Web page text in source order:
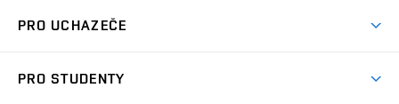
Koleje
PRO UCHAZEČE
PRO STUDENTY